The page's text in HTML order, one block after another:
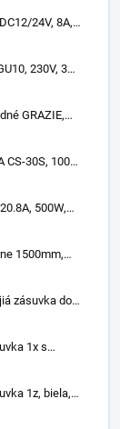
24V, 8A,
230V, 3W,
220lm, 120°
GRAZIE,
CS-30S, 100V,
500W,
500-24, PFC,
1500mm,
4000K,
zásuvka do
IP20,
1x s
krémová,
1z, biela,